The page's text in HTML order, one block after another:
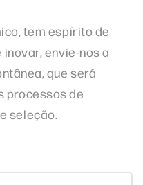
tem espírito de
envie-nos a
que será
processos de
seleção.